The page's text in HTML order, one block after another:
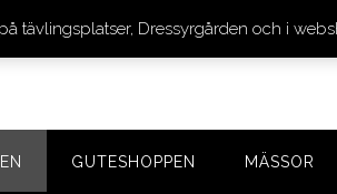
GUTESHOPPEN MÄSSOR
tävlingsplatser, Dressyrgården och i